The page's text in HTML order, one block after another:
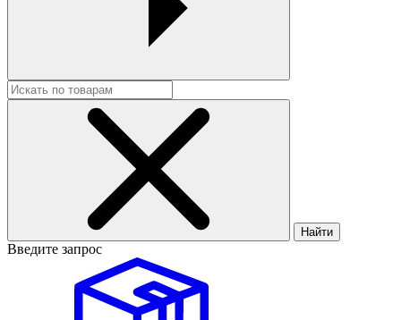
Найти
Введите запрос